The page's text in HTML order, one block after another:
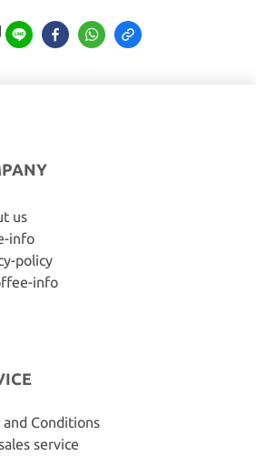
us
info
policy
info
Conditions
service